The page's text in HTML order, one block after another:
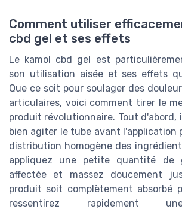
Comment utiliser
cbd gel et ses effets
Le kamol cbd gel est
son utilisation aisée et ses effets
Que ce soit pour soulager des
articulaires, voici comment tirer le
produit révolutionnaire. Tout d'abord,
bien agiter le tube avant l'application
distribution homogène des
appliquez une petite quantité de
affectée et massez doucement
produit soit complètement absorbé
ressentirez rapidement